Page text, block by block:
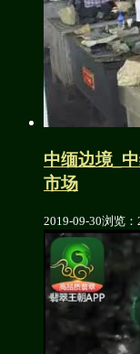
中缅边境_
市场
2019-09-30浏览：